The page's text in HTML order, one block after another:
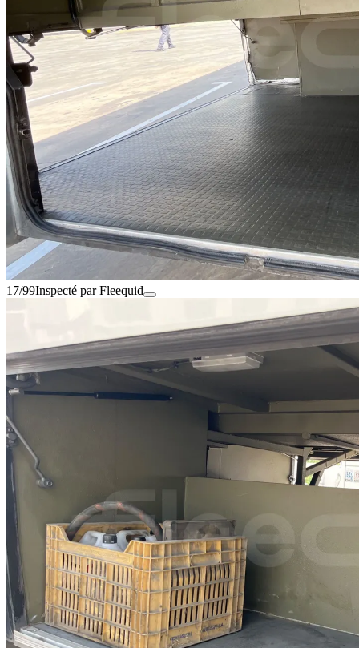
17/99Inspecté par Fleequid